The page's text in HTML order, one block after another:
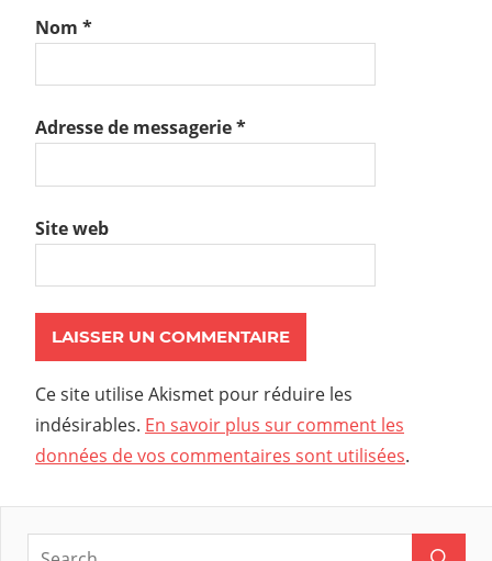
Nom *
Adresse de messagerie*
Site web
Ce site utilise Akismet pour réduire les
indésirables. En savoir plus sur comment les
données de vos commentaires sont utilisées.